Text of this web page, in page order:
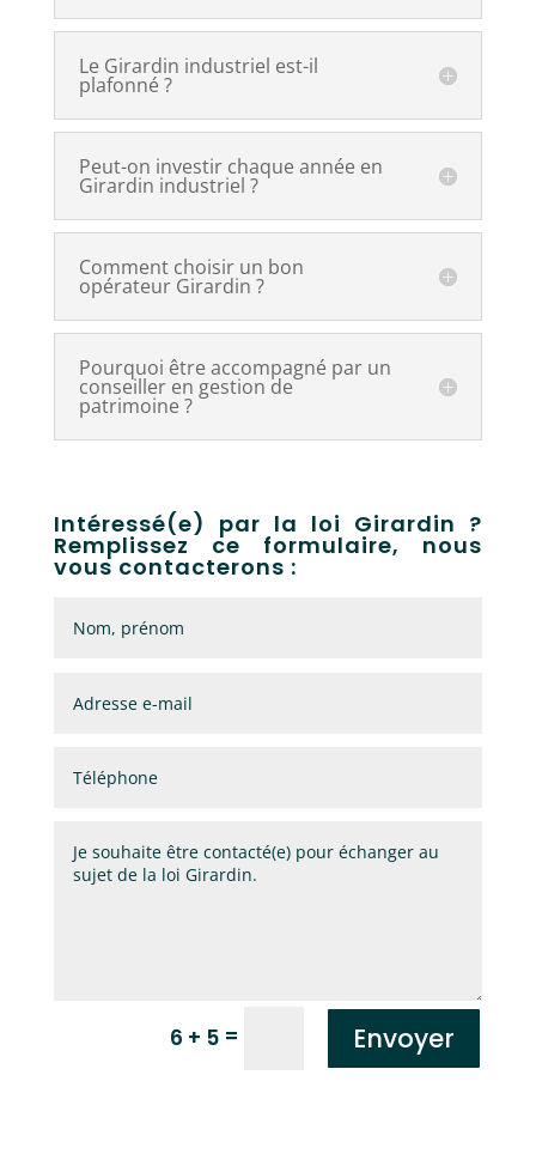
Le Girardin industriel est-il
plafonné ?
Peut-on investir chaque année en
Girardin industriel ?
Comment choisir un bon
opérateur Girardin ?
Pourquoi être accompagné par un
conseiller en gestion de
patrimoine ?
Intéressé(e) par la loi Girardin ?
Remplissez ce formulaire, nous
vous contacterons :
6 + 5 = Envoyer